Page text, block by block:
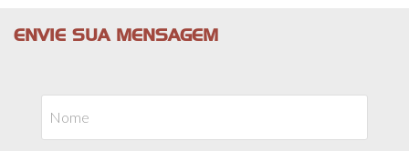
ENVIE SUA MENSAGEM